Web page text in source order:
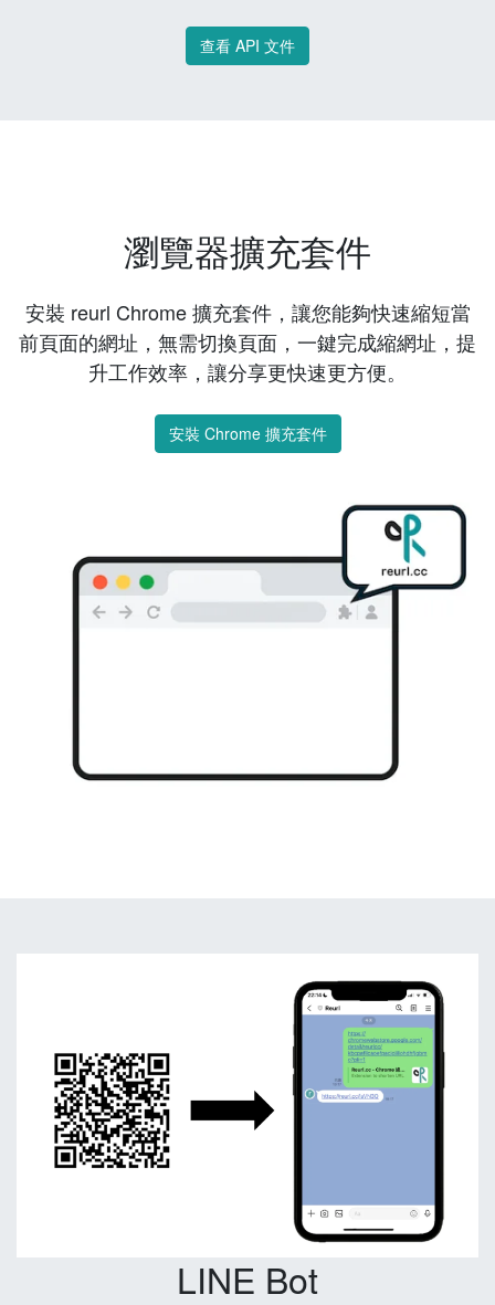
查看 API 文件
瀏覽器擴充套件
安裝 reurl Chrome 擴充套件，讓您能夠快速縮短當
前頁面的網址，無需切換頁面，一鍵完成縮網址，提
升工作效率，讓分享更快速更方便。
安裝 Chrome 擴充套件
LINE Bot